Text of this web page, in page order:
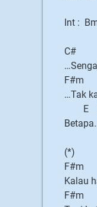
Int :
…Tak
E
(*)
Kalau